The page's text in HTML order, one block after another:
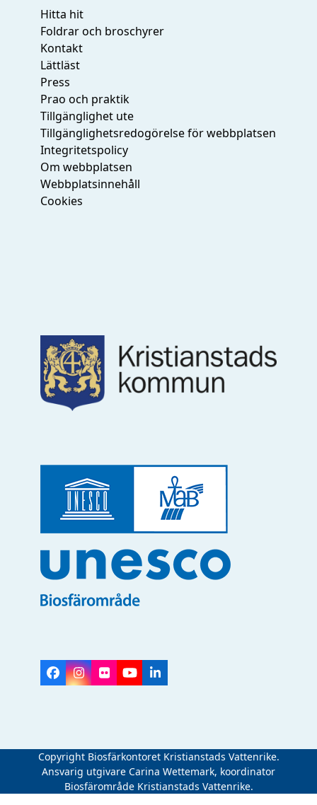
Hitta hit
Foldrar och broschyrer
Kontakt
Lättläst
Press
Prao och praktik
Tillgänglighet ute
Tillgänglighetsredogörelse för webbplatsen
Integritetspolicy
Om webbplatsen
Webbplatsinnehåll
Cookies
Facebook
Instagram
FlickrYouTubeLinkedIn
Copyright Biosfärkontoret Kristianstads Vattenrike.
Ansvarig utgivare Carina Wettemark, koordinator
Biosfärområde Kristianstads Vattenrike.